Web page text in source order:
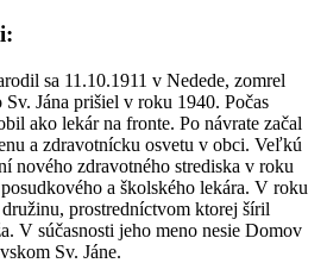
sa 11.10.1911 v Nedede, zomrel
Jána prišiel v roku 1940. Počas
ako lekár na fronte. Po návrate začal
a zdravotnícku osvetu v obci. Veľkú
nového zdravotného strediska v roku
a školského lekára. V roku
prostredníctvom ktorej šíril
V súčasnosti jeho meno nesie Domov
Sv. Jáne.